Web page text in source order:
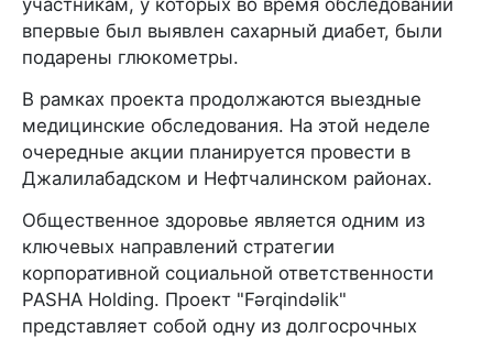
впервые был выявлен сахарный диабет, были
подарены глюкометры.
В рамках проекта продолжаются выездные
медицинские обследования. На этой неделе
очередные акции планируется провести в
Джалилабадском и Нефтчалинском районах.
Общественное здоровье является одним из
ключевых направлений стратегии
корпоративной социальной ответственности
PASHA Holding. Проект "Fərqindəlik"
представляет собой одну из долгосрочных